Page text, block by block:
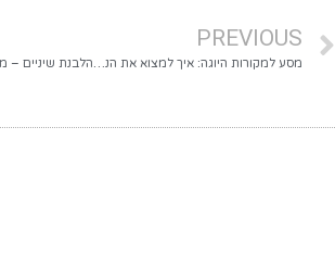
PREVIOUS
מסע למקורות היוגה: איך למצוא את הנשמה ההודית באמת?